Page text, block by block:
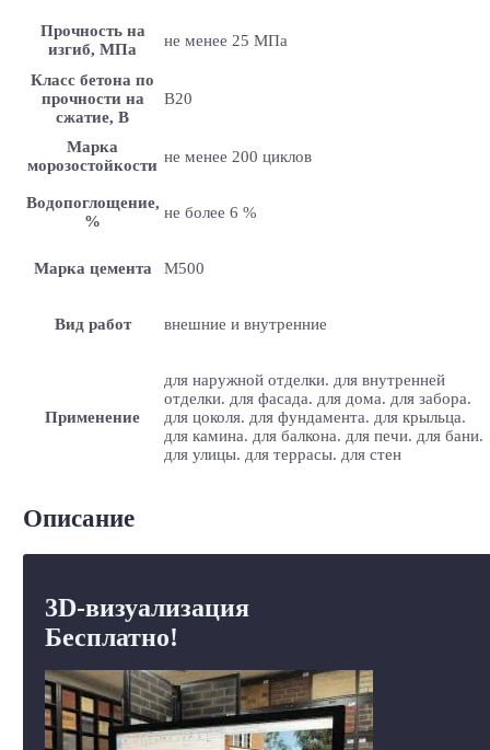
Прочность на
изгиб, МПа
не менее 25 МПа
Класс бетона по
прочности на
сжатие, В
B20
Марка
морозостойкости не менее 200 циклов
Водопоглощение,
%
не более 6 %
Марка цемента M500
Вид работ внешние и внутренние
Применение
для наружной отделки. для внутренней
отделки. для фасада. для дома. для забора.
для цоколя. для фундамента. для крыльца.
для камина. для балкона. для печи. для бани.
для улицы. для террасы. для стен
Описание
3D-визуализация
Бесплатно!